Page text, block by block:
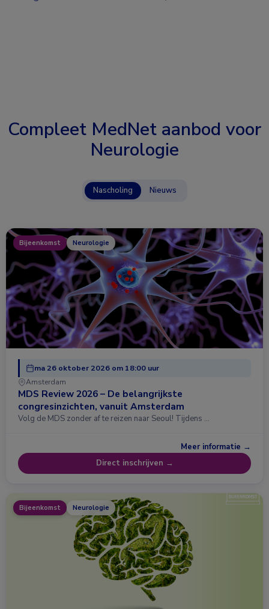
Compleet MedNet aanbod voor
Neurologie
Nascholing Nieuws
Bijeenkomst Neurologie
ma 26 oktober 2026 om 18:00 uur
Amsterdam
MDS Review 2026 – De belangrijkste
congresinzichten, vanuit Amsterdam
Volg de MDS zonder af te reizen naar Seoul! Tijdens …
Meer informatie →
Direct inschrijven →
Bijeenkomst Neurologie